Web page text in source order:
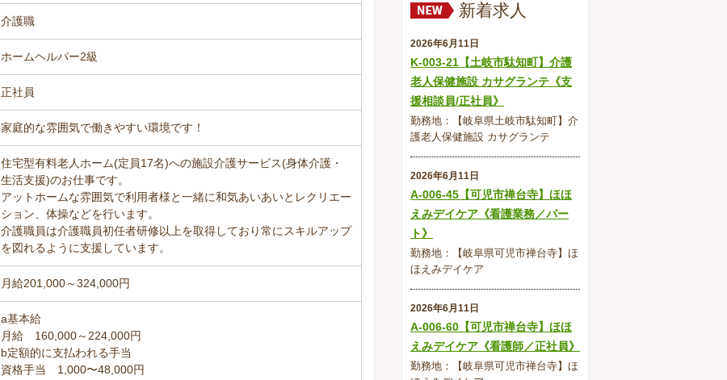
介護職
ホームヘルパー2級
正社員
家庭的な雰囲気で働きやすい環境です！
住宅型有料老人ホーム(定員17名)への施設介護サービス(身体介護・
生活支援)のお仕事です。
アットホームな雰囲気で利用者様と一緒に和気あいあいとレクリエー
ション、体操などを行います。
介護職員は介護職員初任者研修以上を取得しており常にスキルアップ
を図れるように支援しています。
月給201,000～324,000円
a基本給
月給 160,000～224,000円
b定額的に支払われる手当
資格手当 1,000〜48,000円
新着求人
2026年6月11日
K-003-21【土岐市駄知町】介護
老人保健施設 カサグランテ《支
援相談員/正社員》
勤務地：【岐阜県土岐市駄知町】介
護老人保健施設 カサグランテ
2026年6月11日
A-006-45【可児市禅台寺】ほほ
えみデイケア《看護業務／パー
ト》
勤務地：【岐阜県可児市禅台寺】ほ
ほえみデイケア
2026年6月11日
A-006-60【可児市禅台寺】ほほ
えみデイケア《看護師／正社員》
勤務地：【岐阜県可児市禅台寺】ほ